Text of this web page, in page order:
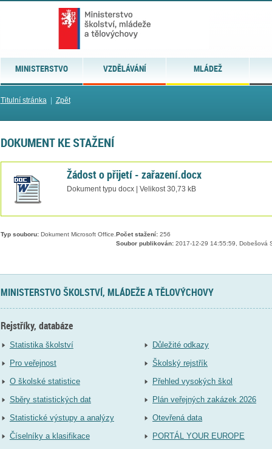
MINISTERSTVO VZDĚLÁVÁNÍ MLÁDEŽ
Titulní stránka| Zpět
DOKUMENT KE STAŽENÍ
Žádost o přijetí - zařazení.docx
Dokument typu docx | Velikost 30,73 kB
Typ souboru:Dokument Microsoft Office. Počet stažení:256
Soubor publikován:2017-12-29 14:55:59, Dobešová
MINISTERSTVO ŠKOLSTVÍ, MLÁDEŽE A TĚLOVÝCHOVY
Rejstříky, databáze
Statistika školství
Pro veřejnost
O školské statistice
Sběry statistických dat
Statistické výstupy a analýzy
Číselníky a klasifikace
Důležité odkazy
Školský rejstřík
Přehled vysokých škol
Plán veřejných zakázek 2026
Otevřená data
PORTÁL YOUR EUROPE